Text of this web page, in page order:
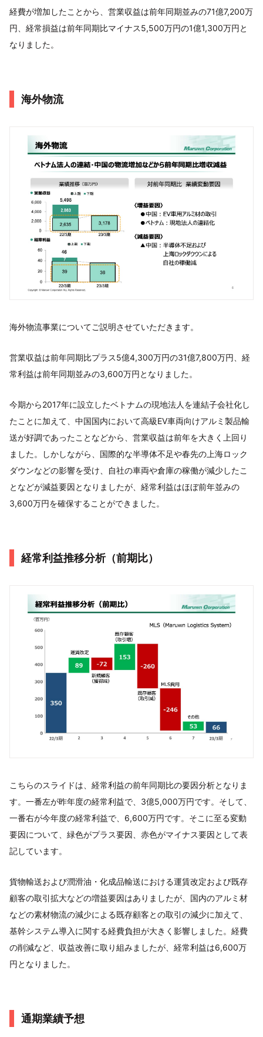
経費が増加したことから、営業収益は前年同期並みの71億7,200万
円、経常損益は前年同期比マイナス5,500万円の1億1,300万円と
なりました。
海外物流
海外物流事業についてご説明させていただきます。
営業収益は前年同期比プラス5億4,300万円の31億7,800万円、経
常利益は前年同期並みの3,600万円となりました。
今期から2017年に設立したベトナムの現地法人を連結子会社化し
たことに加えて、中国国内において高級EV車両向けアルミ製品輸
送が好調であったことなどから、営業収益は前年を大きく上回り
ました。しかしながら、国際的な半導体不足や春先の上海ロック
ダウンなどの影響を受け、自社の車両や倉庫の稼働が減少したこ
となどが減益要因となりましたが、経常利益はほぼ前年並みの
3,600万円を確保することができました。
経常利益推移分析（前期比）
こちらのスライドは、経常利益の前年同期比の要因分析となりま
す。一番左が昨年度の経常利益で、3億5,000万円です。そして、
一番右が今年度の経常利益で、6,600万円です。そこに至る変動
要因について、緑色がプラス要因、赤色がマイナス要因として表
記しています。
貨物輸送および潤滑油・化成品輸送における運賃改定および既存
顧客の取引拡大などの増益要因はありましたが、国内のアルミ材
などの素材物流の減少による既存顧客との取引の減少に加えて、
基幹システム導入に関する経費負担が大きく影響しました。経費
の削減など、収益改善に取り組みましたが、経常利益は6,600万
円となりました。
通期業績予想